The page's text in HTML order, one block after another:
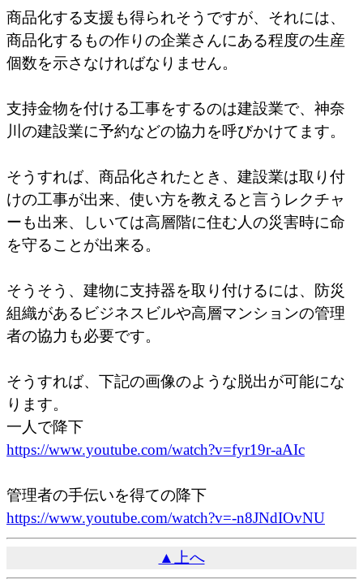
商品化する支援も得られそうですが、それには、
商品化するもの作りの企業さんにある程度の生産
個数を示さなければなりません。
支持金物を付ける工事をするのは建設業で、神奈
川の建設業に予約などの協力を呼びかけてます。
そうすれば、商品化されたとき、建設業は取り付
けの工事が出来、使い方を教えると言うレクチャ
ーも出来、しいては高層階に住む人の災害時に命
を守ることが出来る。
そうそう、建物に支持器を取り付けるには、防災
組織があるビジネスビルや高層マンションの管理
者の協力も必要です。
そうすれば、下記の画像のような脱出が可能にな
ります。
一人で降下
https://www.youtube.com/watch?v=fyr19r-aAIc
管理者の手伝いを得ての降下
https://www.youtube.com/watch?v=-n8JNdIOvNU
▲上へ